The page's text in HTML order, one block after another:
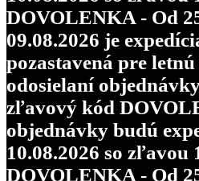
DOVOLENKA - Od
09.08.2026 je
pozastavená pre
odosielaní
zľavový kód
objednávky budú
10.08.2026 so zľavou
DOVOLENKA - Od